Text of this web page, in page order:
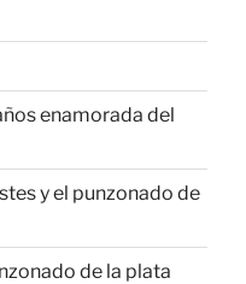
enamorada del
y el punzonado de
de la plata